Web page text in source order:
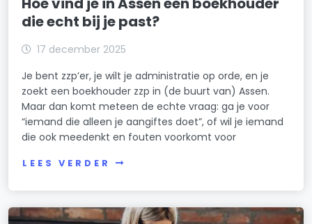
die echt bij je past?
17 december 2025
Je bent zzp’er, je wilt je administratie op orde, en je
zoekt een boekhouder zzp in (de buurt van) Assen.
Maar dan komt meteen de echte vraag: ga je voor
“iemand die alleen je aangiftes doet”, of wil je iemand
die ook meedenkt en fouten voorkomt voor
LEES VERDER